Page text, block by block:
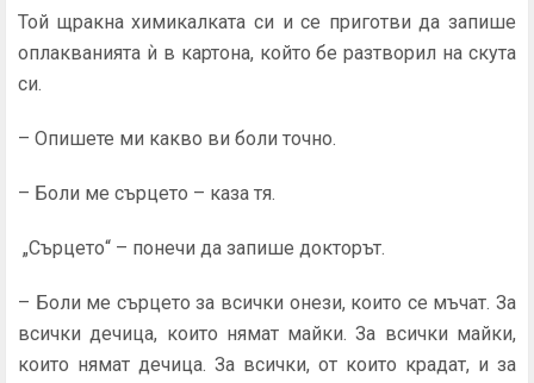
Той щракна химикалката си и се приготви да запише
оплакванията ѝ в картона, който бе разтворил на скута
си.
– Опишете ми какво ви боли точно.
– Боли ме сърцето – каза тя.
„Сърцето“ – понечи да запише докторът.
– Боли ме сърцето за всички онези, които се мъчат. За
всички дечица, които нямат майки. За всички майки,
които нямат дечица. За всички, от които крадат, и за